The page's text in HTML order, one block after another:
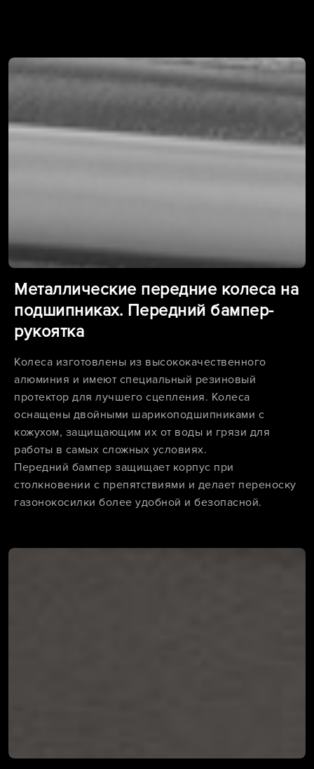
Металлические передние колеса на
подшипниках. Передний бампер-
рукоятка
Колеса изготовлены из высококачественного
алюминия и имеют специальный резиновый
протектор для лучшего сцепления. Колеса
оснащены двойными шарикоподшипниками с
кожухом, защищающим их от воды и грязи для
работы в самых сложных условиях.
Передний бампер защищает корпус при
столкновении с препятствиями и делает переноску
газонокосилки более удобной и безопасной.